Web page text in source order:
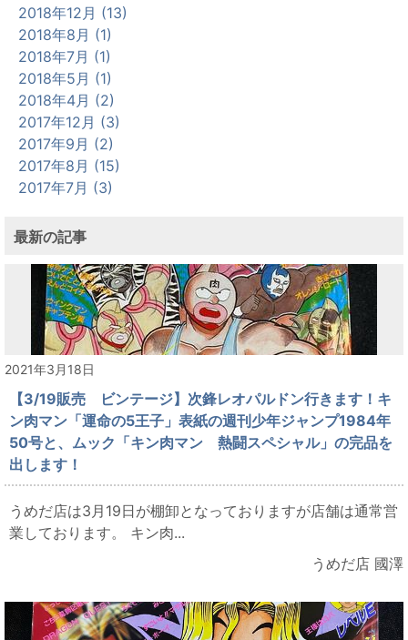
2018年12月 (13)
2018年8月 (1)
2018年7月 (1)
2018年5月 (1)
2018年4月 (2)
2017年12月 (3)
2017年9月 (2)
2017年8月 (15)
2017年7月 (3)
最新の記事
2021年3月18日
【3/19販売 ビンテージ】次鋒レオパルドン行きます！キ
ン肉マン「運命の5王子」表紙の週刊少年ジャンプ1984年
50号と、ムック「キン肉マン 熱闘スペシャル」の完品を
出します！
うめだ店は3月19日が棚卸となっておりますが店舗は通常営
業しております。 キン肉...
うめだ店 國澤